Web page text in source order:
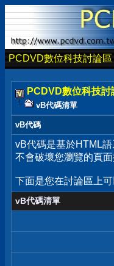
PCDVD數位科技討論區
PCDVD數位科技討
vB代碼清單
vB代碼
vB代碼是基於HTML
不會破壞您瀏覽的頁
下面是您在討論區上
vB代碼清單